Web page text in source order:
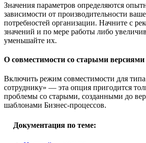
Значения параметров определяются
зависимости от производительности
потребностей организации. Начните с
значений и по мере работы либо
уменьшайте их.
О совместимости со старыми версиями
Включить режим совместимости для
сотруднику» — эта опция пригодится
проблемы со старыми, созданными до
шаблонами Бизнес-процессов.
Документация по теме: